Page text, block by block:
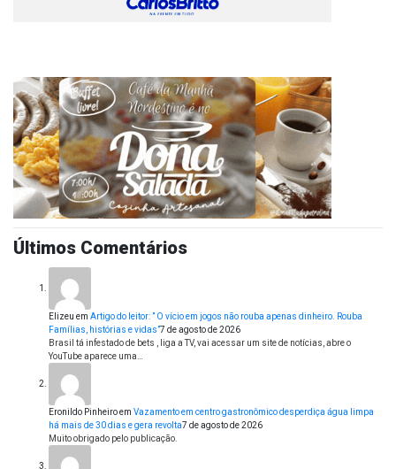
Últimos Comentários
Elizeu em Artigo do leitor: ” O vício em jogos não rouba apenas dinheiro. Rouba
Famílias, histórias e vidas”7 de agosto de 2026
Brasil tá infestado de bets , liga a TV, vai acessar um site de notícias, abre o
YouTube aparece uma…
Eronildo Pinheiroem Vazamento em centro gastronômico desperdiça água limpa
há mais de 30 dias e gera revolta7 de agosto de 2026
Muito obrigado pelo publicação.